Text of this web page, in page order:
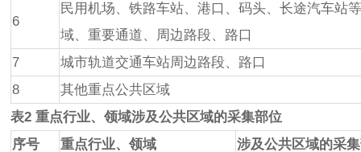
6
民用机场、铁路车站、港口、码头、长途汽车站
域、重要通道、周边路段、路口
7
城市轨道交通车站周边路段、路口
8
其他重点公共区域
表2 重点行业、领域涉及公共区域的采集部位
序号
重点行业、领域 涉及公共区域的采